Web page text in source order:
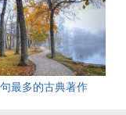
冷暖。
凛然。
最多的古典著作